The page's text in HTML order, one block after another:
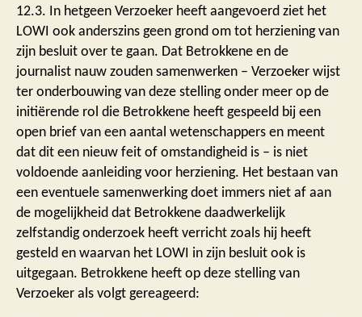
12.3. In hetgeen Verzoeker heeft aangevoerd ziet het
LOWI ook anderszins geen grond om tot herziening van
zijn besluit over te gaan. Dat Betrokkene en de
journalist nauw zouden samenwerken – Verzoeker wijst
ter onderbouwing van deze stelling onder meer op de
initiërende rol die Betrokkene heeft gespeeld bij een
open brief van een aantal wetenschappers en meent
dat dit een nieuw feit of omstandigheid is – is niet
voldoende aanleiding voor herziening. Het bestaan van
een eventuele samenwerking doet immers niet af aan
de mogelijkheid dat Betrokkene daadwerkelijk
zelfstandig onderzoek heeft verricht zoals hij heeft
gesteld en waarvan het LOWI in zijn besluit ook is
uitgegaan. Betrokkene heeft op deze stelling van
Verzoeker als volgt gereageerd: